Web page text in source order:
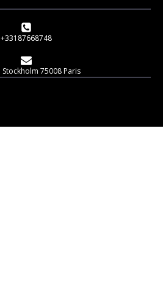
+33187668748
Stockholm 75008 Paris